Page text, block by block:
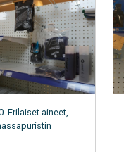
Erilaiset aineet,